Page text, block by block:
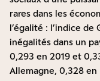
rares dans les
l’égalité : l’indice de
inégalités dans un
0,293 en 2019 et
Allemagne, 0,328 en